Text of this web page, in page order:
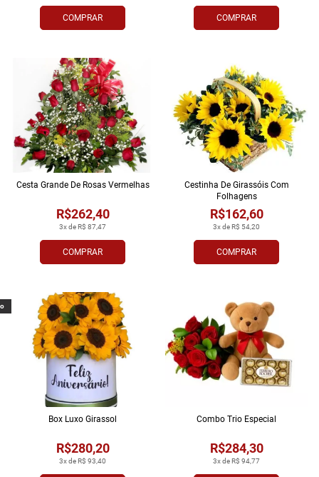
COMPRAR COMPRAR
COMPRAR
3x de R$ 87,47
R$262,40
Cesta Grande De Rosas Vermelhas
COMPRAR
3x de R$ 54,20
R$162,60
Cestinha De Girassóis Com
Folhagens
3x de R$ 93,40
R$280,20
Box Luxo Girassol
3x de R$ 94,77
R$284,30
Combo Trio Especial